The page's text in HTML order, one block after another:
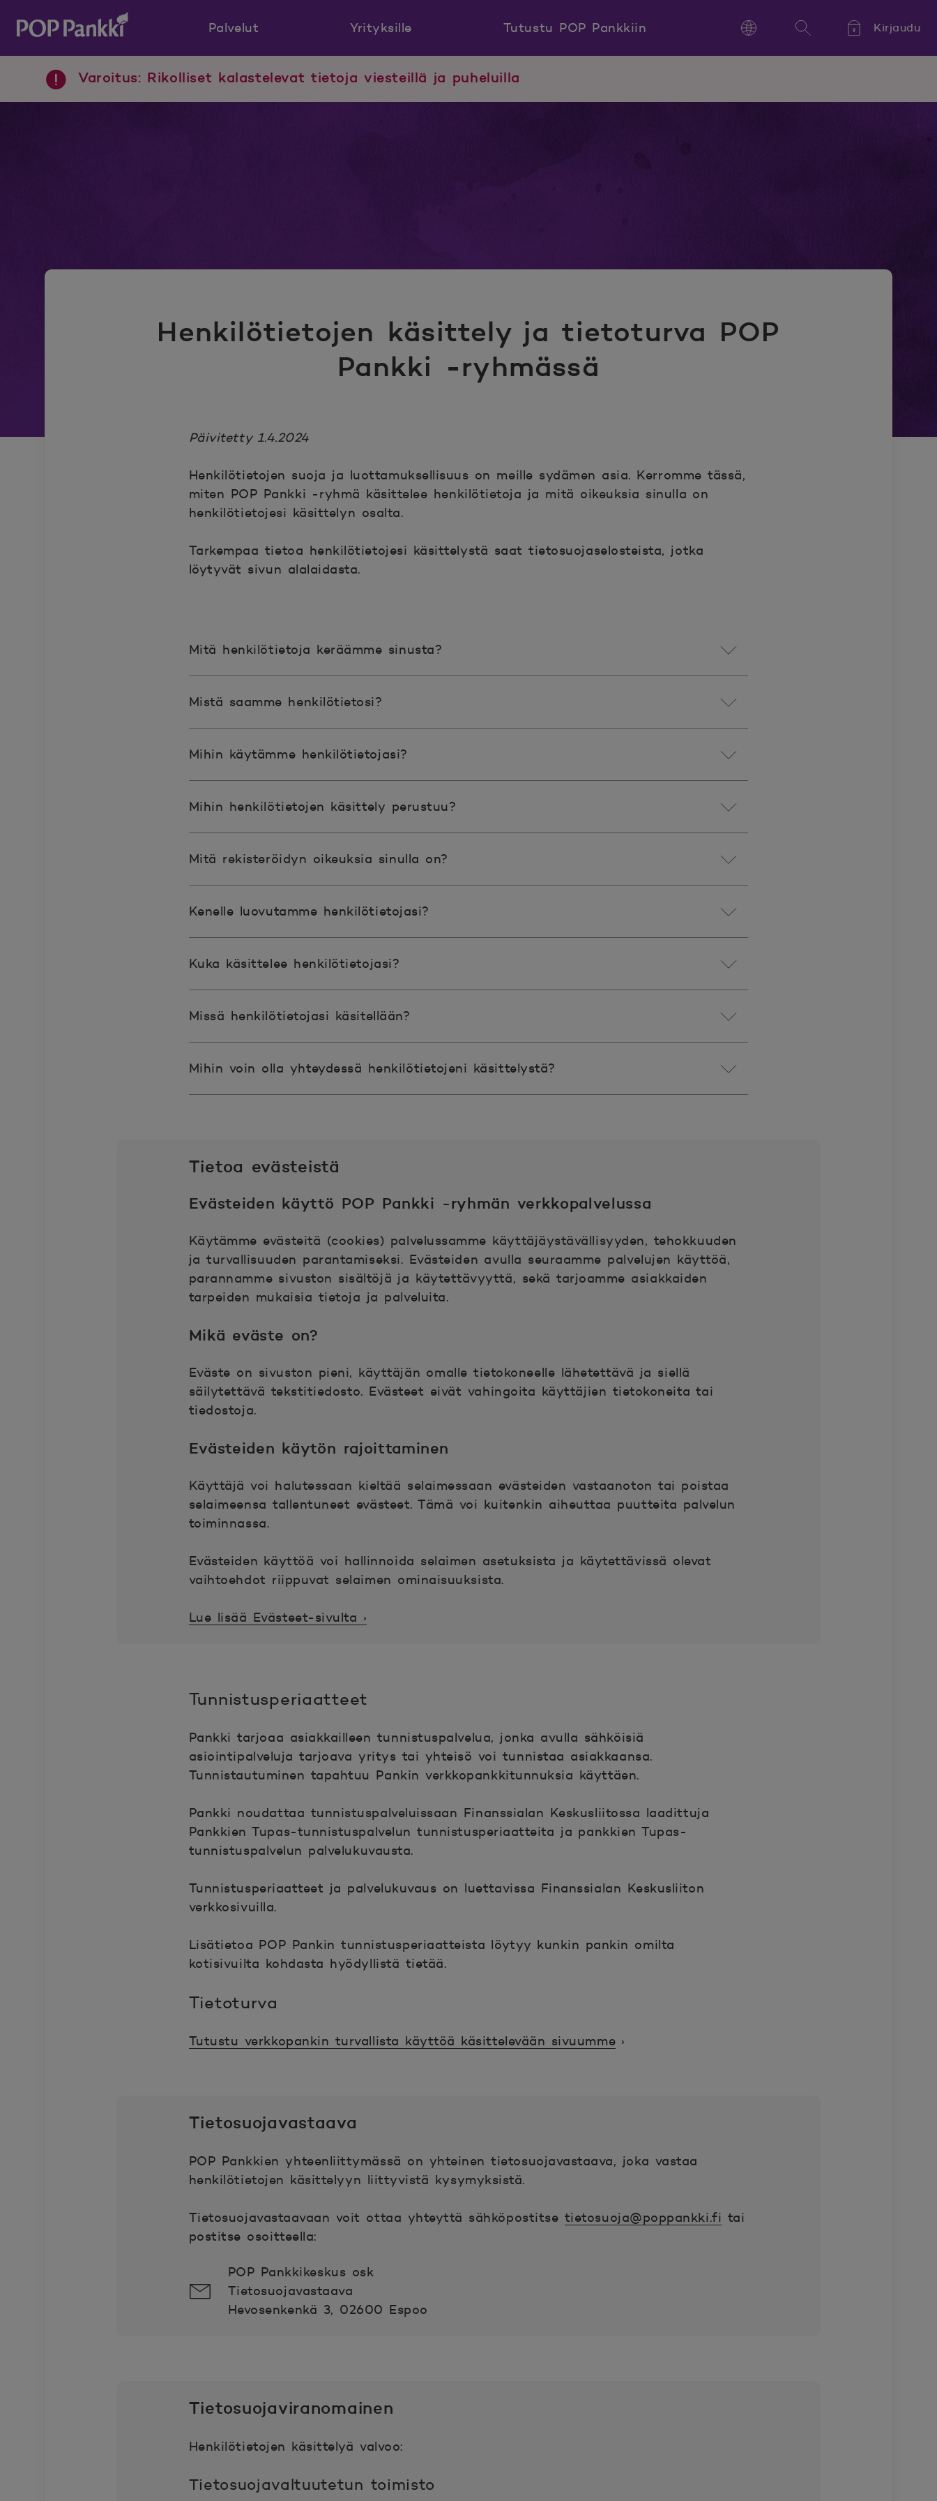
POP Pankki, etusivulle
Palvelut Yrityksille
Tutustu POP Pankkiin
Kieli,
Language Hae
Kirjaudu
Varoitus: Rikolliset kalastelevat tietoja viesteillä ja puheluilla
Henkilötietojen käsittely ja tietoturva POP
Pankki -ryhmässä
Päivitetty 1.4.2024
Henkilötietojen suoja ja luottamuksellisuus on meille sydämen asia. Kerromme tässä,
miten POP Pankki -ryhmä käsittelee henkilötietoja ja mitä oikeuksia sinulla on
henkilötietojesi käsittelyn osalta.
Tarkempaa tietoa henkilötietojesi käsittelystä saat tietosuojaselosteista, jotka
löytyvät sivun alalaidasta.
Mitä henkilötietoja keräämme sinusta?
Mistä saamme henkilötietosi?
Mihin käytämme henkilötietojasi?
Mihin henkilötietojen käsittely perustuu?
Mitä rekisteröidyn oikeuksia sinulla on?
Kenelle luovutamme henkilötietojasi?
Kuka käsittelee henkilötietojasi?
Missä henkilötietojasi käsitellään?
Mihin voin olla yhteydessä henkilötietojeni käsittelystä?
Tietoa evästeistä
Evästeiden käyttö POP Pankki -ryhmän verkkopalvelussa
Käytämme evästeitä (cookies) palvelussamme käyttäjäystävällisyyden, tehokkuuden
ja turvallisuuden parantamiseksi. Evästeiden avulla seuraamme palvelujen käyttöä,
parannamme sivuston sisältöjä ja käytettävyyttä, sekä tarjoamme asiakkaiden
tarpeiden mukaisia tietoja ja palveluita.
Mikä eväste on?
Eväste on sivuston pieni, käyttäjän omalle tietokoneelle lähetettävä ja siellä
säilytettävä tekstitiedosto. Evästeet eivät vahingoita käyttäjien tietokoneita tai
tiedostoja.
Evästeiden käytön rajoittaminen
Käyttäjä voi halutessaan kieltää selaimessaan evästeiden vastaanoton tai poistaa
selaimeensa tallentuneet evästeet. Tämä voi kuitenkin aiheuttaa puutteita palvelun
toiminnassa.
Evästeiden käyttöä voi hallinnoida selaimen asetuksista ja käytettävissä olevat
vaihtoehdot riippuvat selaimen ominaisuuksista.
Lue lisää Evästeet-sivulta ›
Tunnistusperiaatteet
Pankki tarjoaa asiakkailleen tunnistuspalvelua, jonka avulla sähköisiä
asiointipalveluja tarjoava yritys tai yhteisö voi tunnistaa asiakkaansa.
Tunnistautuminen tapahtuu Pankin verkkopankkitunnuksia käyttäen.
Pankki noudattaa tunnistuspalveluissaan Finanssialan Keskusliitossa laadittuja
Pankkien Tupas-tunnistuspalvelun tunnistusperiaatteita ja pankkien Tupas-
tunnistuspalvelun palvelukuvausta.
Tunnistusperiaatteet ja palvelukuvaus on luettavissa Finanssialan Keskusliiton
verkkosivuilla.
Lisätietoa POP Pankin tunnistusperiaatteista löytyy kunkin pankin omilta
kotisivuilta kohdasta hyödyllistä tietää.
Tietoturva
Tutustu verkkopankin turvallista käyttöä käsittelevään sivuumme ›
Tietosuojavastaava
POP Pankkien yhteenliittymässä on yhteinen tietosuojavastaava, joka vastaa
henkilötietojen käsittelyyn liittyvistä kysymyksistä.
Tietosuojavastaavaan voit ottaa yhteyttä sähköpostitse tietosuoja@poppankki.fi tai
postitse osoitteella:
POP Pankkikeskus osk
Tietosuojavastaava
Hevosenkenkä 3, 02600 Espoo
Tietosuojaviranomainen
Henkilötietojen käsittelyä valvoo:
Tietosuojavaltuutetun toimisto